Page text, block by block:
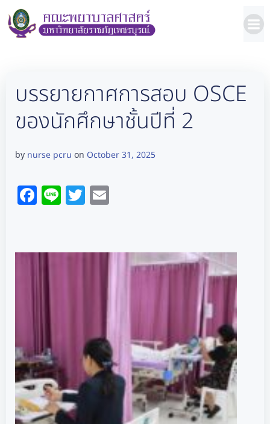
Skip
to
content
บรรยายกาศการสอบ OSCE
ของนักศึกษาชั้นปีที่ 2
by nurse pcru on October 31, 2025
Facebook
LineTwitter